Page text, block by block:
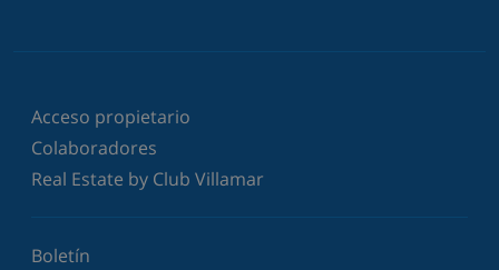
Acceso propietario
Colaboradores
Real Estate by Club Villamar
Boletín